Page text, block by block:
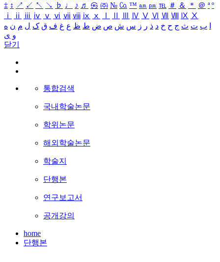
‡ ↕ ↗ ↙ ↖ ↘ ♭ ♩ ♪ ♬ ㉿ ㈜ № ㏇ ™ ㏂ ㏘ ℡ ＃ ＆ ＊ ＠ ª º
ⅰ
ⅱ ⅲ ⅳ ⅴ ⅵ ⅶ ⅷ ⅸ ⅹ Ⅳ Ⅴ Ⅵ Ⅶ Ⅷ Ⅸ Ⅹ
ب ت ث ج ح خ د ذ ر ز س ش ص ض ط ظ ع غ ف ق ک ل م ن ه
و ی
닫기
통합검색
국내학술논문
학위논문
해외학술논문
학술지
단행본
연구보고서
공개강의
home
단행본